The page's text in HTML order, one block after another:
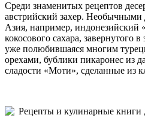
Среди знаменитых рецептов
австрийский захер. Необычными
Азия, например, индонезийский
кокосового сахара, завернутого
уже полюбившаяся многим
орехами, бублики пикаронес из
сладости «Моти», сделанные из